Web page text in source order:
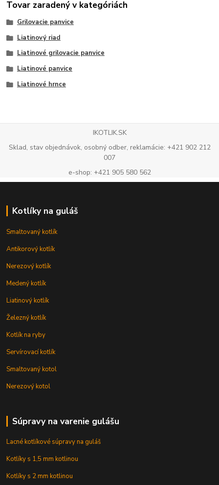
Tovar zaradený v kategóriách
Grilovacie panvice
Liatinový riad
Liatinové grilovacie panvice
Liatinové panvice
Liatinové hrnce
IKOTLIK.SK
Sklad, stav objednávok, osobný odber, reklamácie: +421 902 212
007
e-shop: +421 905 580 562
Kotlíky na guláš
Smaltovaný kotlík
Antikorový kotlík
Nerezový kotlík
Medený kotlík
Liatinový kotlík
Železný kotlík
Kotlík na ryby
Servírovací kotlík
Smaltovaný kotol
Nerezový kotol
Súpravy na varenie gulášu
Lacné kotlíkové súpravy na guláš
Kotlíky s 1,5 mm kotlinou
Kotlíky s 2 mm kotlinou